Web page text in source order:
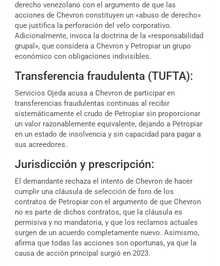
derecho venezolano con el argumento de que las
acciones de Chevron constituyen un «abuso de derecho»
que justifica la perforación del velo corporativo.
Adicionalmente, invoca la doctrina de la «responsabilidad
grupal», que considera a Chevron y Petropiar un grupo
económico con obligaciones indivisibles.
Transferencia fraudulenta (TUFTA):
Servicios Ojeda acusa a Chevron de participar en
transferencias fraudulentas continuas al recibir
sistemáticamente el crudo de Petropiar sin proporcionar
un valor razonablemente equivalente, dejando a Petropiar
en un estado de insolvencia y sin capacidad para pagar a
sus acreedores.
Jurisdicción y prescripción:
El demandante rechaza el intento de Chevron de hacer
cumplir una cláusula de selección de foro de los
contratos de Petropiar con el argumento de que Chevron
no es parte de dichos contratos, que la cláusula es
permisiva y no mandatoria, y que los reclamos actuales
surgen de un acuerdo completamente nuevo. Asimismo,
afirma que todas las acciones son oportunas, ya que la
causa de acción principal surgió en 2023.